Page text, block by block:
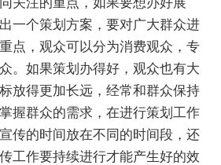
一个策划方案，要对广大群众进
点，观众可以分为消费观众，专
。如果策划办得好，观众也有大
放得更加长远，经常和群众保持
握群众的需求，在进行策划工作
传的时间放在不同的时间段，还
工作要持续进行才能产生好的效